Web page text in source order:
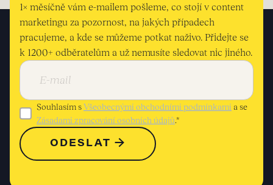
1× měsíčně vám e-mailem pošleme, co stojí v content
marketingu za pozornost, na jakých případech
pracujeme, a kde se můžeme potkat naživo. Přidejte se
k 1200+ odběratelům a už nemusíte sledovat nic jiného.
Souhlasím sVšeobecnými obchodními podmínkami a se
Zásadami zpracování osobních údajů.*